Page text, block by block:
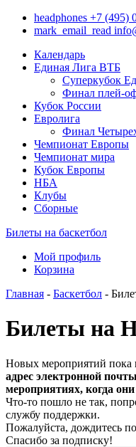
headphones +7 (495)
mark_email_read
Календарь
Единая Лига ВТБ
Суперкубок
Финал плей-
Кубок России
Евролига
Финал
Чемпионат Европы
Чемпионат мира
Кубок Европы
НБА
Клубы
Сборные
Билеты на баскетбол
Мой профиль
Корзина
Главная - Баскетбол -
Билеты на
Новых мероприятий пока
адрес электронной
мероприятиях, когда
Что-то пошло не так,
службу поддержки.
Пожалуйста, дождитесь
Спасибо за подписку!